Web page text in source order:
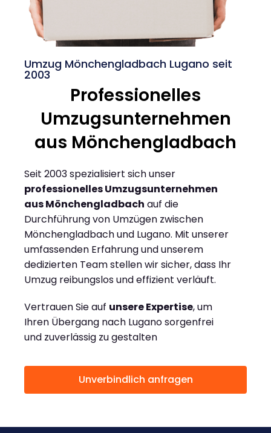
Umzug Mönchengladbach Lugano seit
2003
Professionelles
Umzugsunternehmen
aus Mönchengladbach
Seit 2003 spezialisiert sich unser
professionelles Umzugsunternehmen
aus Mönchengladbach auf die
Durchführung von Umzügen zwischen
Mönchengladbach und Lugano. Mit unserer
umfassenden Erfahrung und unserem
dedizierten Team stellen wir sicher, dass Ihr
Umzug reibungslos und effizient verläuft.
Vertrauen Sie auf unsere Expertise, um
Ihren Übergang nach Lugano sorgenfrei
und zuverlässig zu gestalten
Unverbindlich anfragen